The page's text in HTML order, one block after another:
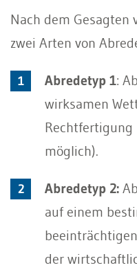
Nach dem Gesagten
zwei Arten von
Abredetyp 1:
wirksamen
Rechtfertigung
möglich).
Abredetyp 2:
auf einem
der